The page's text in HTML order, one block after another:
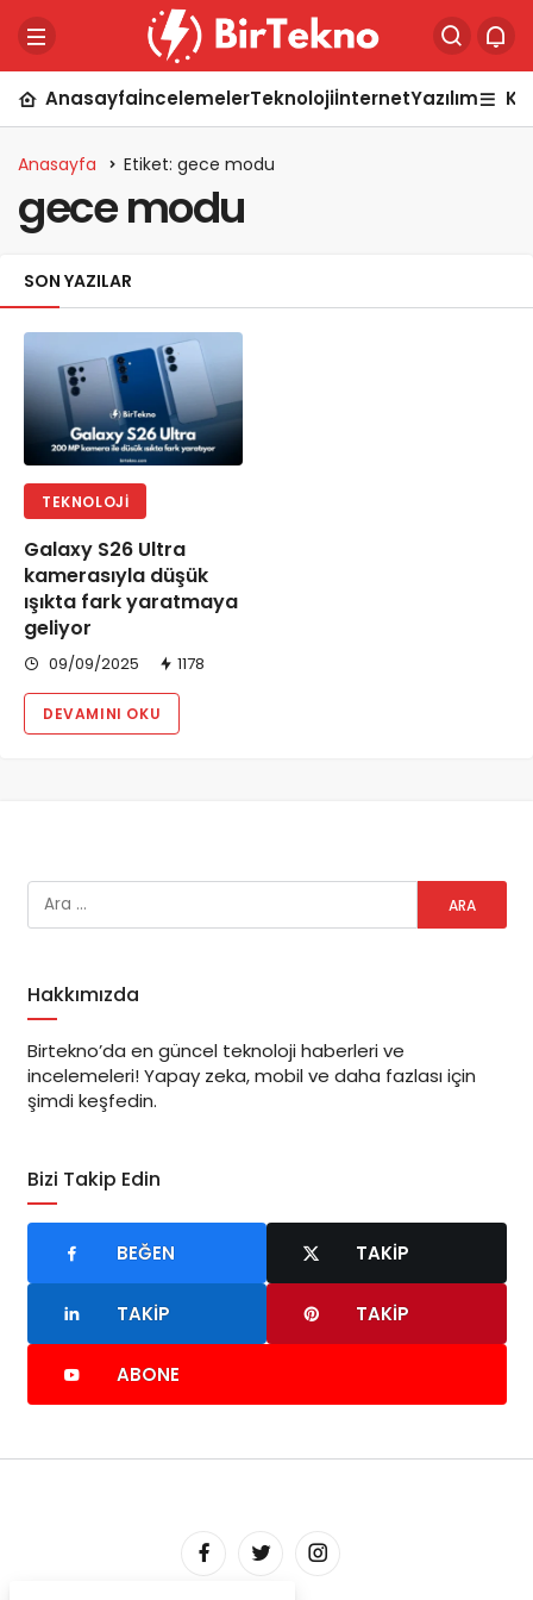
AnasayfaİncelemelerTeknolojiİnternetYazılım
Anasayfa Etiket: gece modu
gece modu
SON YAZILAR
TEKNOLOJI
Galaxy S26 Ultra
kamerasıyla düşük
ışıkta fark yaratmaya
geliyor
09/09/2025 1178
DEVAMINI OKU
Hakkımızda
Birtekno’da en güncel teknoloji haberleri ve
incelemeleri! Yapay zeka, mobil ve daha fazlası için
şimdi keşfedin.
Bizi Takip Edin
BEĞEN TAKIP
TAKIP TAKIP
ABONE